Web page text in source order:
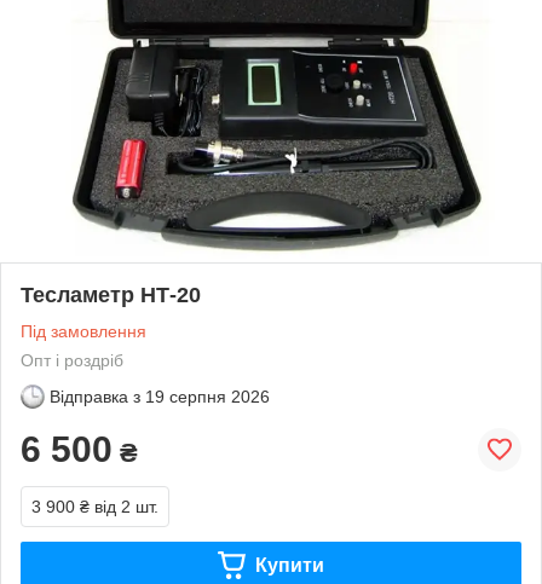
Тесламетр НТ-20
Під замовлення
Опт і роздріб
Відправка з 19 серпня 2026
6 500 ₴
3 900 ₴ від 2 шт.
Купити